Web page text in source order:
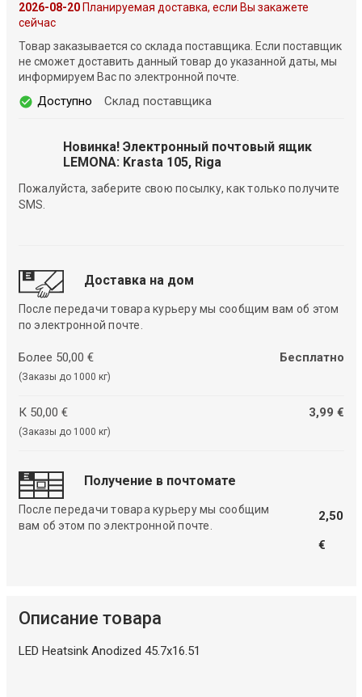
2026-08-20Планируемая доставка, если Вы закажете
сейчас
Товар заказывается со склада поставщика. Если поставщик
не сможет доставить данный товар до указанной даты, мы
информируем Вас по электронной почте.
Доступно Склад поставщика
Новинка! Электронный почтовый ящик
LEMONA: Krasta 105, Riga
Пожалуйста, заберите свою посылку, как только получите
SMS.
Доставка на дом
После передачи товара курьеру мы сообщим вам об этом
по электронной почте.
Более 50,00 €
(Заказы до 1000 кг)
Бесплатно
К 50,00 €
(Заказы до 1000 кг)
3,99 €
Получение в почтомате
После передачи товара курьеру мы сообщим
вам об этом по электронной почте.
2,50
€
Описание товара
LED Heatsink Anodized 45.7x16.51